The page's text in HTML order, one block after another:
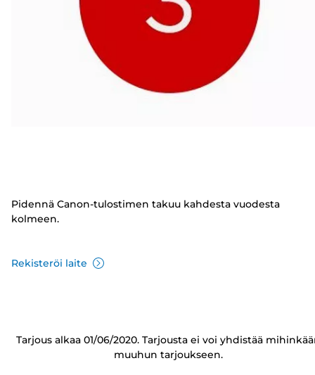
Pidennä Canon-tulostimen takuu kahdesta vuodesta
kolmeen.
Rekisteröi laite
Tarjous alkaa 01/06/2020. Tarjousta ei voi yhdistää
muuhun tarjoukseen.